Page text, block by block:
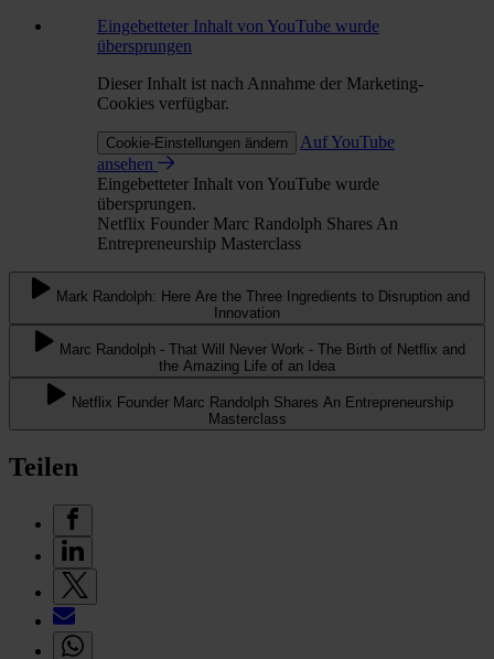
Eingebetteter Inhalt von YouTube wurde
übersprungen
Dieser Inhalt ist nach Annahme der Marketing-
Cookies verfügbar.
Cookie-Einstellungen ändern
Auf YouTube
ansehen
Eingebetteter Inhalt von YouTube wurde
übersprungen.
Netflix Founder Marc Randolph Shares An
Entrepreneurship Masterclass
Mark Randolph: Here Are the Three Ingredients to Disruption and
Innovation
Marc Randolph - That Will Never Work - The Birth of Netflix and
the Amazing Life of an Idea
Netflix Founder Marc Randolph Shares An Entrepreneurship
Masterclass
Teilen